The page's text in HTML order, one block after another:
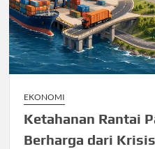
EKONOMI
Ketahanan Rantai
Berharga dari